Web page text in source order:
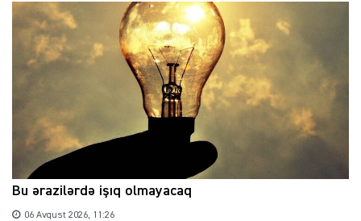
Bu ərazilərdə işıq olmayacaq
06 Avqust 2026, 11:26